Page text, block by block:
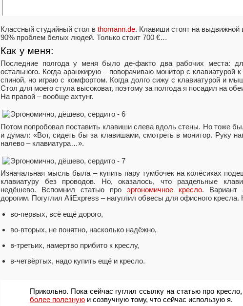
Классный студийный стол в thomann.de. Клавиши стоят на выдвижной
90% проблем белых людей. Только стоит 700 €…
Как у меня:
Последние полгода у меня было де-факто два рабочих места:
остального. Когда аранжирую ‒ поворачиваю монитор с клавиатурой
спиной, но играю с комфортом. Когда долго сижу с клавиатурой и
Стол для моего стула высоковат, поэтому за полгода я посадил на
На правой ‒ вообще ахтунг.
Потом попробовал поставить клавиши слева вдоль стены. Но тоже
и думал: «Вот, сидеть бы за клавишами, смотреть в монитор. Руку
налево ‒ клавиатура…».
Изначальная мысль была ‒ купить пару тумбочек на колёсиках
клавиатуру без проводов. Но, оказалось, что раздельные
недёшево. Вспомнил статью про эргономичное кресло. Вариант
дорогим. Погуглил AliExpress ‒ нагуглил обвесы для офисного
во-первых, всё ещё дорого,
во-вторых, не понятно, насколько надёжно,
в-третьих, намертво прибито к креслу,
в-четвёртых, надо купить ещё и кресло.
Прикольно. Пока сейчас гуглил ссылку на статью про
более полезную и созвучную тому, что сейчас использую я.